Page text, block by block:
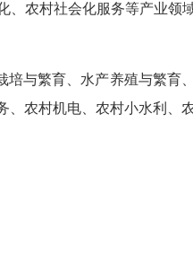
农村社会化服务等产业领
与繁育、水产养殖与繁育
农村机电、农村小水利、